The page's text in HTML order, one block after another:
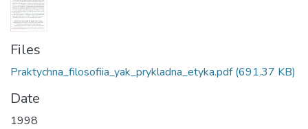
Files
Praktychna_filosofiia_yak_prykladna_etyka.pdf(691.37 KB)
Date
1998